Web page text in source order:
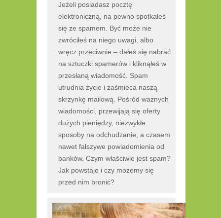
Jeżeli posiadasz pocztę
elektroniczną, na pewno spotkałeś
się ze spamem. Być może nie
zwróciłeś na niego uwagi, albo
wręcz przeciwnie – dałeś się nabrać
na sztuczki spamerów i kliknąłeś w
przesłaną wiadomość. Spam
utrudnia życie i zaśmieca naszą
skrzynkę mailową. Pośród ważnych
wiadomości, przewijają się oferty
dużych pieniędzy, niezwykłe
sposoby na odchudzanie, a czasem
nawet fałszywe powiadomienia od
banków. Czym właściwie jest spam?
Jak powstaje i czy możemy się
przed nim bronić?